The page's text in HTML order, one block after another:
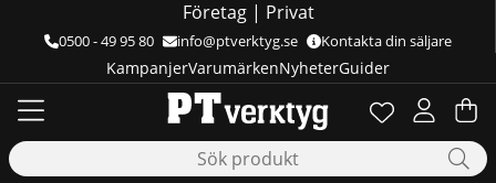
Företag| Privat
0500 - 49 95 80 info@ptverktyg.se Kontakta din säljare
Önskelista
Antal i
. .
KampanjerVarumärkenNyheterGuider